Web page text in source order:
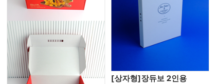
[상자형]장듀보 2인용